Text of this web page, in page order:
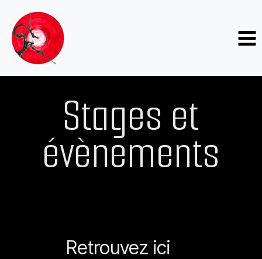
contenu
Stages et
évènements
Retrouvez ici